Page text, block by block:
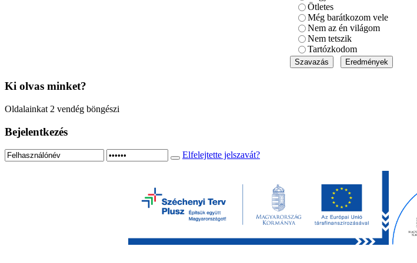
Ötletes
Még barátkozom vele
Nem az én világom
Nem tetszik
Tartózkodom
Ki olvas minket?
Oldalainkat 2 vendég böngészi
Bejelentkezés
Elfelejtette jelszavát?